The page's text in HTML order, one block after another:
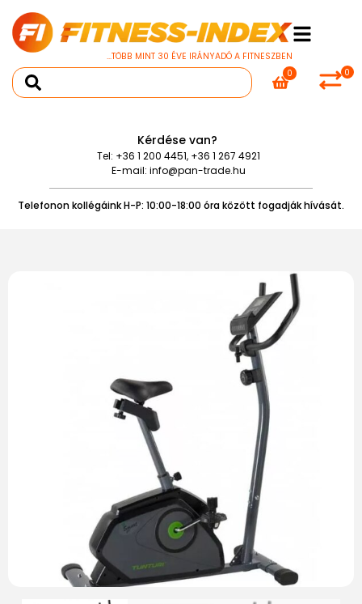
...TÖBB MINT 30 ÉVE IRÁNYADÓ A FITNESZBEN
0
0
Kérdése van?
Tel: +36 1 200 4451, +36 1 267 4921
E-mail: info@pan-trade.hu
Telefonon kollégáink H-P: 10:00-18:00 óra között fogadják hívását.